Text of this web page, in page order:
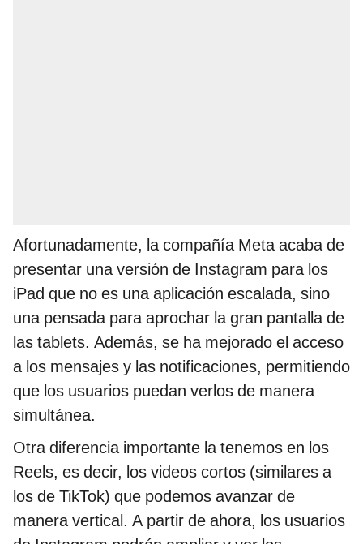
Afortunadamente, la compañía Meta acaba de
presentar una versión de Instagram para los
iPad que no es una aplicación escalada, sino
una pensada para aprochar la gran pantalla de
las tablets. Además, se ha mejorado el acceso
a los mensajes y las notificaciones, permitiendo
que los usuarios puedan verlos de manera
simultánea.
Otra diferencia importante la tenemos en los
Reels, es decir, los videos cortos (similares a
los de TikTok) que podemos avanzar de
manera vertical. A partir de ahora, los usuarios